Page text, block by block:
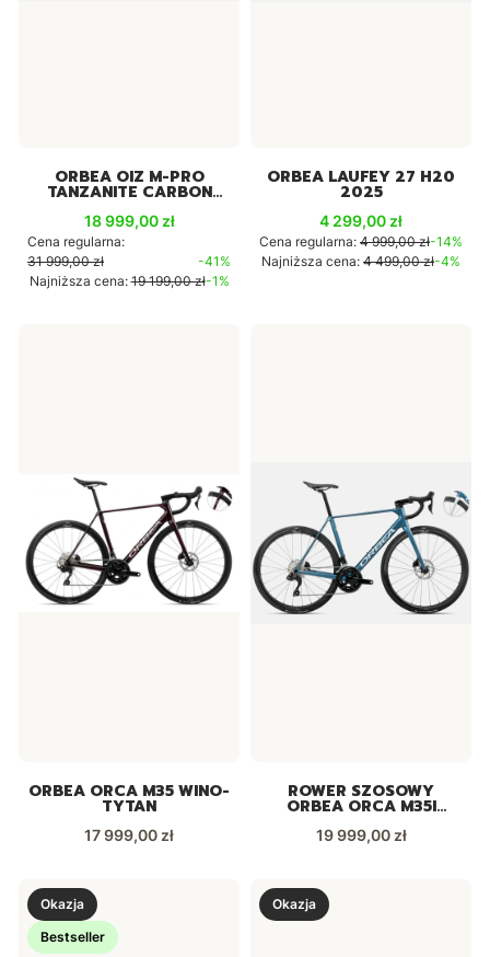
ORBEA OIZ M-PRO
TANZANITE CARBON
Cena promocyjna
18 999,00 zł
Cena regularna:
31 999,00 zł
-41%
Najniższa cena: 19 199,00 zł-1%
ORBEA LAUFEY 27 H20
2025
Cena promocyjna
4 299,00 zł
Cena regularna: 4 999,00 zł-14%
Najniższa cena: 4 499,00 zł-4%
ORBEA ORCA M35 WINO-
TYTAN
Cena
17 999,00 zł
ROWER SZOSOWY
ORBEA ORCA M35I
Cena
19 999,00 zł
Okazja
Bestseller
Okazja